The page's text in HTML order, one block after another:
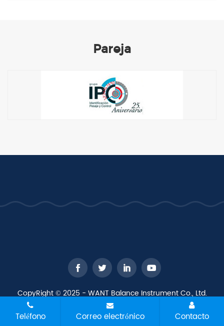
Pareja
CopyRight © 2025 - WANT Balance Instrument Co., Ltd.
Todos los derechos reservados
Todas las
etiquetas
Teléfono Correo electrónico Contacto